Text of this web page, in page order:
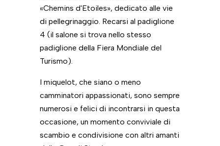
«Chemins d'Etoiles», dedicato alle vie
di pellegrinaggio. Recarsi al padiglione
4 (il salone si trova nello stesso
padiglione della Fiera Mondiale del
Turismo).
I miquelot, che siano o meno
camminatori appassionati, sono sempre
numerosi e felici di incontrarsi in questa
occasione, un momento conviviale di
scambio e condivisione con altri amanti